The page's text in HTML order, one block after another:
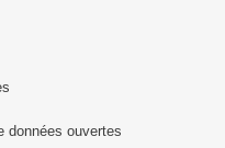
données ouvertes